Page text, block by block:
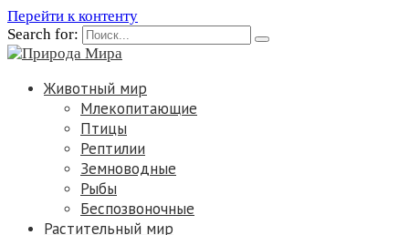
Перейти к контенту
Search for:
Животный мир
Млекопитающие
Птицы
Рептилии
Земноводные
Рыбы
Беспозвоночные
Растительный мир